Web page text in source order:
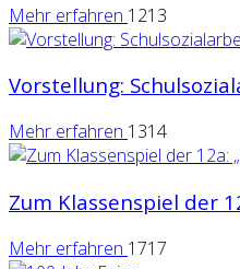
Mehr erfahren 1213
Vorstellung:
Mehr erfahren 1314
Zum Klassenspiel der
Mehr erfahren 1717